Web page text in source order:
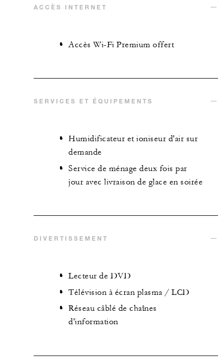
ACCÈS INTERNET
Accès Wi-Fi Premium offert
SERVICES ET ÉQUIPEMENTS
Humidificateur et ioniseur d'air sur
demande
Service de ménage deux fois par
jour avec livraison de glace en soirée
DIVERTISSEMENT
Lecteur de DVD
Télévision à écran plasma / LCD
Réseau câblé de chaînes
d'information